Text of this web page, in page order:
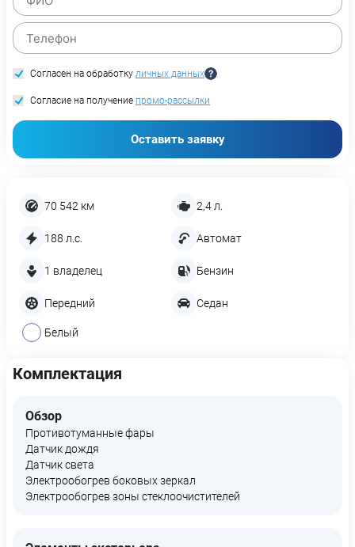
70 542 км 2,4 л.
188 л.с. Автомат
1 владелец Бензин
Передний Седан
Белый
Комплектация
Обзор
Противотуманные фары
Датчик дождя
Датчик света
Электрообогрев боковых зеркал
Электрообогрев зоны стеклоочистителей
Согласен на обработку личных данных
Согласие на получение промо-рассылки
Оставить заявку